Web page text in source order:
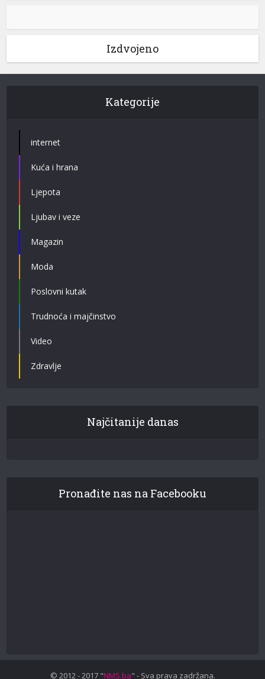
Izdvojeno
Kategorije
internet
Kuća i hrana
Ljepota
Ljubav i veze
Magazin
Moda
Poslovni kutak
Trudnoća i majčinstvo
Video
Zdravlje
Najčitanije danas
Pronađite nas na Facebooku
© 2012 - 2017 "NMS.ba" - Sva prava zadržana.